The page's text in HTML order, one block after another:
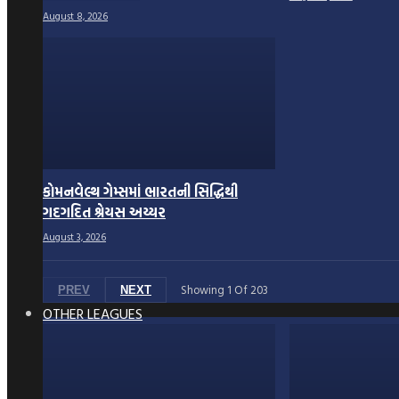
August 8, 2026
કોમનવેલ્થ ગેમ્સમાં ભારતની સિદ્ધિથી
ગદગદિત શ્રેયસ અય્યર
August 3, 2026
PREV NEXT Showing 1 Of 203
OTHER LEAGUES